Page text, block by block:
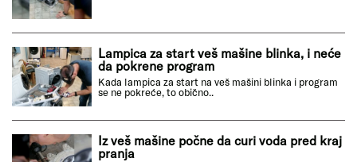
Lampica za start veš mašine blinka, i neće
da pokrene program
Kada lampica za start na veš mašini blinka i program
se ne pokreće, to obično..
Iz veš mašine počne da curi voda pred kraj
pranja